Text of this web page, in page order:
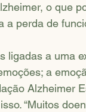
o que
perda de
ligadas a uma
a
Alzheimer
“Muitos